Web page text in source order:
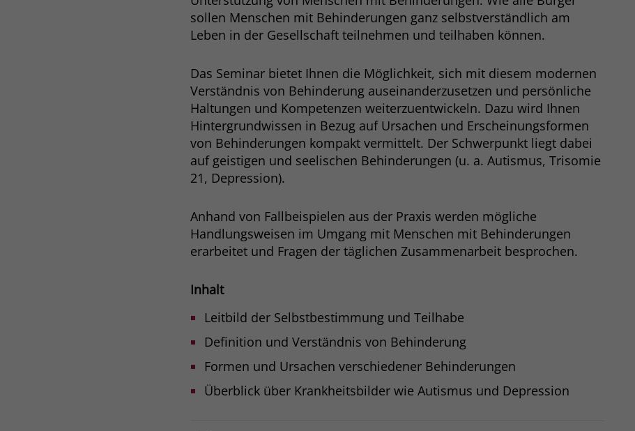
sollen Menschen mit Behinderungen ganz selbstverständlich am
Leben in der Gesellschaft teilnehmen und teilhaben können.
Das Seminar bietet Ihnen die Möglichkeit, sich mit diesem modernen
Verständnis von Behinderung auseinanderzusetzen und persönliche
Haltungen und Kompetenzen weiterzuentwickeln. Dazu wird Ihnen
Hintergrundwissen in Bezug auf Ursachen und Erscheinungsformen
von Behinderungen kompakt vermittelt. Der Schwerpunkt liegt dabei
auf geistigen und seelischen Behinderungen (u. a. Autismus, Trisomie
21, Depression).
Anhand von Fallbeispielen aus der Praxis werden mögliche
Handlungsweisen im Umgang mit Menschen mit Behinderungen
erarbeitet und Fragen der täglichen Zusammenarbeit besprochen.
Inhalt
Leitbild der Selbstbestimmung und Teilhabe
Definition und Verständnis von Behinderung
Formen und Ursachen verschiedener Behinderungen
Überblick über Krankheitsbilder wie Autismus und Depression
Name PHPSESSID
Laufzeit Session
Zweck
Behält die Zustände des Benutzers bei allen
Seitenanfragen bei.
Zweck
dass Aktionen, die bei späteren Besuchen
derselben Website durchgeführt werden, mit
Name _clsk
Anbieter www.clarity.ms
Laufzeit 1 Jahr
Zweck
Seitenaufrufe eines Benutzers zu speichern
und in einer einzigen Sitzungsaufzeichnung
zusammenzufassen.